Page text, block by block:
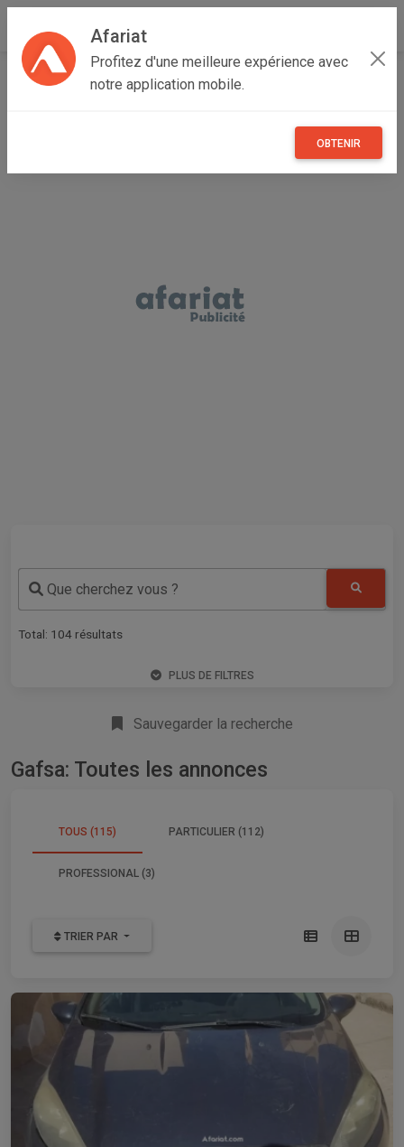
Afariat
Profitez d'une meilleure expérience avec
notre application mobile.
OBTENIR
Accueil Recherche Grand Centre
Que cherchez vous ?
Total: 104 résultats
PLUS DE FILTRES
Sauvegarder la recherche
Gafsa: Toutes les annonces
TOUS (115) PARTICULIER (112)
PROFESSIONAL (3)
TRIER PAR